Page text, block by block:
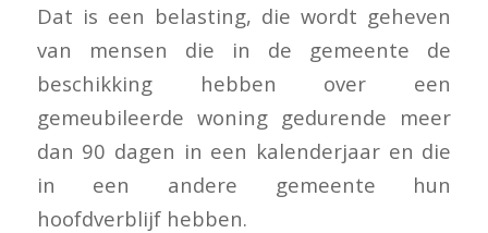
Dat is een belasting, die wordt geheven
van mensen die in de gemeente de
beschikking hebben over een
gemeubileerde woning gedurende meer
dan 90 dagen in een kalenderjaar en die
in een andere gemeente hun
hoofdverblijf hebben.